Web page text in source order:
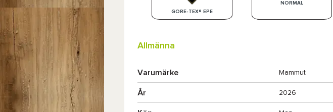
GORE-TEX® EPE
NORMAL
Allmänna
Varumärke Mammut
År 2026